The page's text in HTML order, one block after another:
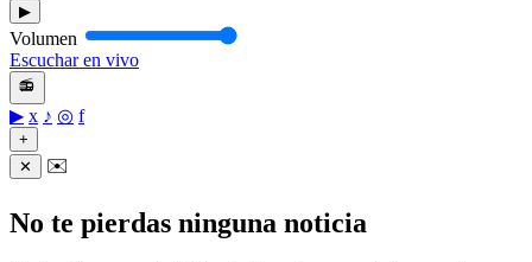
▶
Volumen
Escuchar en vivo
📻
▶ x ♪ ◎ f
+
✕
✉️
No te pierdas ninguna noticia